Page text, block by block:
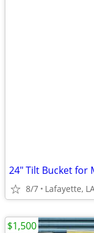
24" Tilt Bucket for
8/7 Lafayette,
$1,500